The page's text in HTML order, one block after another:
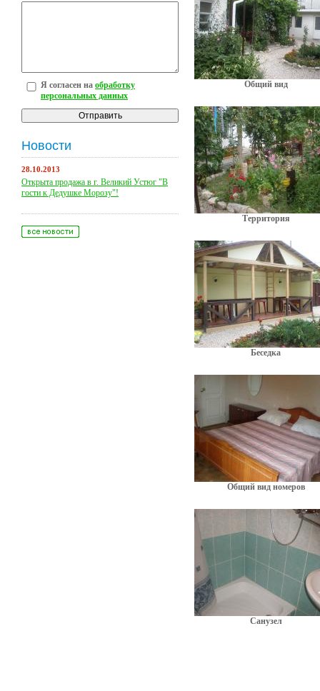
Я согласен на обработку
персональных данных
Новости
28.10.2013
Открыта продажа в г. Великий Устюг "В
гости к Дедушке Морозу"!
Общий вид
Территория
Беседка
Общий вид номеров
Санузел